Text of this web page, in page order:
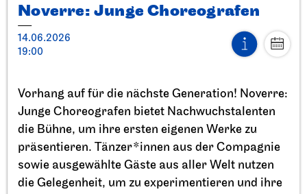
Noverre: Junge Choreografen
14.06.2026
19:00
Vorhang auf für die nächste Generation! Noverre:
Junge Choreografen bietet Nachwuchstalenten
die Bühne, um ihre ersten eigenen Werke zu
präsentieren. Tänzer*innen aus der Compagnie
sowie ausgewählte Gäste aus aller Welt nutzen
die Gelegenheit, um zu experimentieren und ihre
Stuttgarter Ballett
Präsentation des Stuttgarter
Ballett Annuals
11.09.2026
17:00